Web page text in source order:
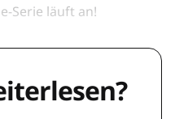
Serie läuft an!